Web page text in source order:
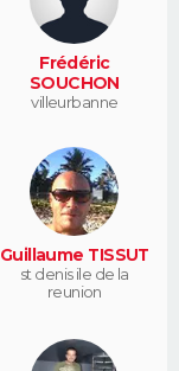
Frédéric
SOUCHON
villeurbanne
Guillaume TISSUT
st denis ile de la
reunion